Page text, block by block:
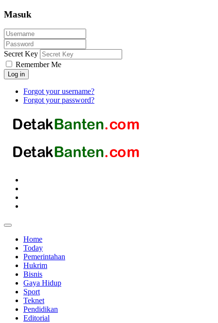
Masuk
Secret Key
Remember Me
Log in
Forgot your username?
Forgot your password?
Home
Today
Pemerintahan
Hukrim
Bisnis
Gaya Hidup
Sport
Teknet
Pendidikan
Editorial